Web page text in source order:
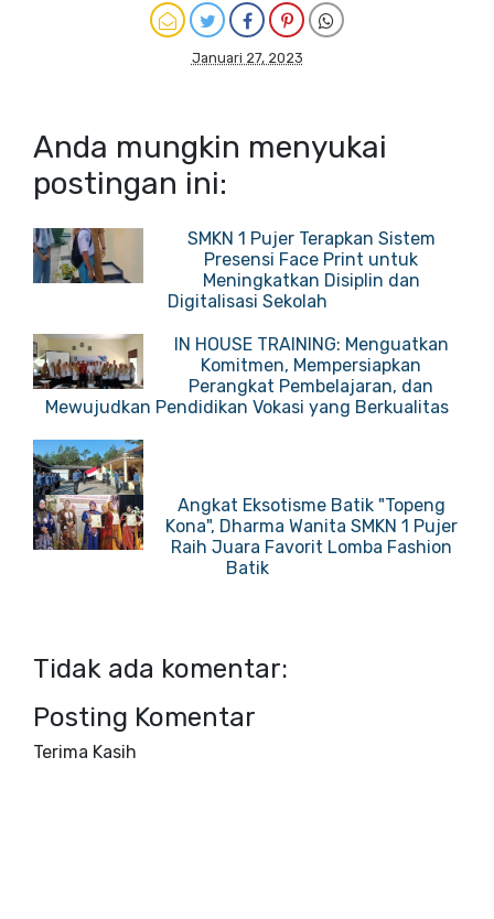
Januari 27, 2023
Anda mungkin menyukai
postingan ini:
SMKN 1 Pujer Terapkan Sistem
Presensi Face Print untuk
Meningkatkan Disiplin dan
Digitalisasi Sekolah
IN HOUSE TRAINING: Menguatkan
Komitmen, Mempersiapkan
Perangkat Pembelajaran, dan
Mewujudkan Pendidikan Vokasi yang Berkualitas
Angkat Eksotisme Batik "Topeng
Kona", Dharma Wanita SMKN 1 Pujer
Raih Juara Favorit Lomba Fashion
Batik
Tidak ada komentar:
Posting Komentar
Terima Kasih